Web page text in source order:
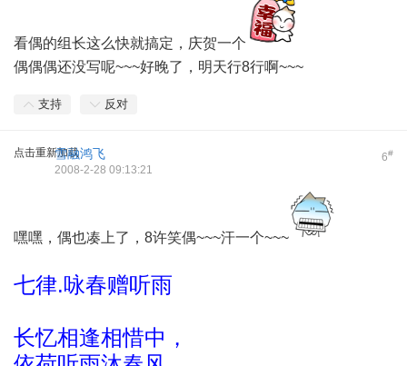
看偶的组长这么快就搞定，庆贺一个
偶偶偶还没写呢~~~好晚了，明天行8行啊~~~
支持 反对
点击重新加载 6#
雪融鸿飞
2008-2-28 09:13:21
嘿嘿，偶也凑上了，8许笑偶~~~汗一个~~~
七律.咏春赠听雨
长忆相逢相惜中，